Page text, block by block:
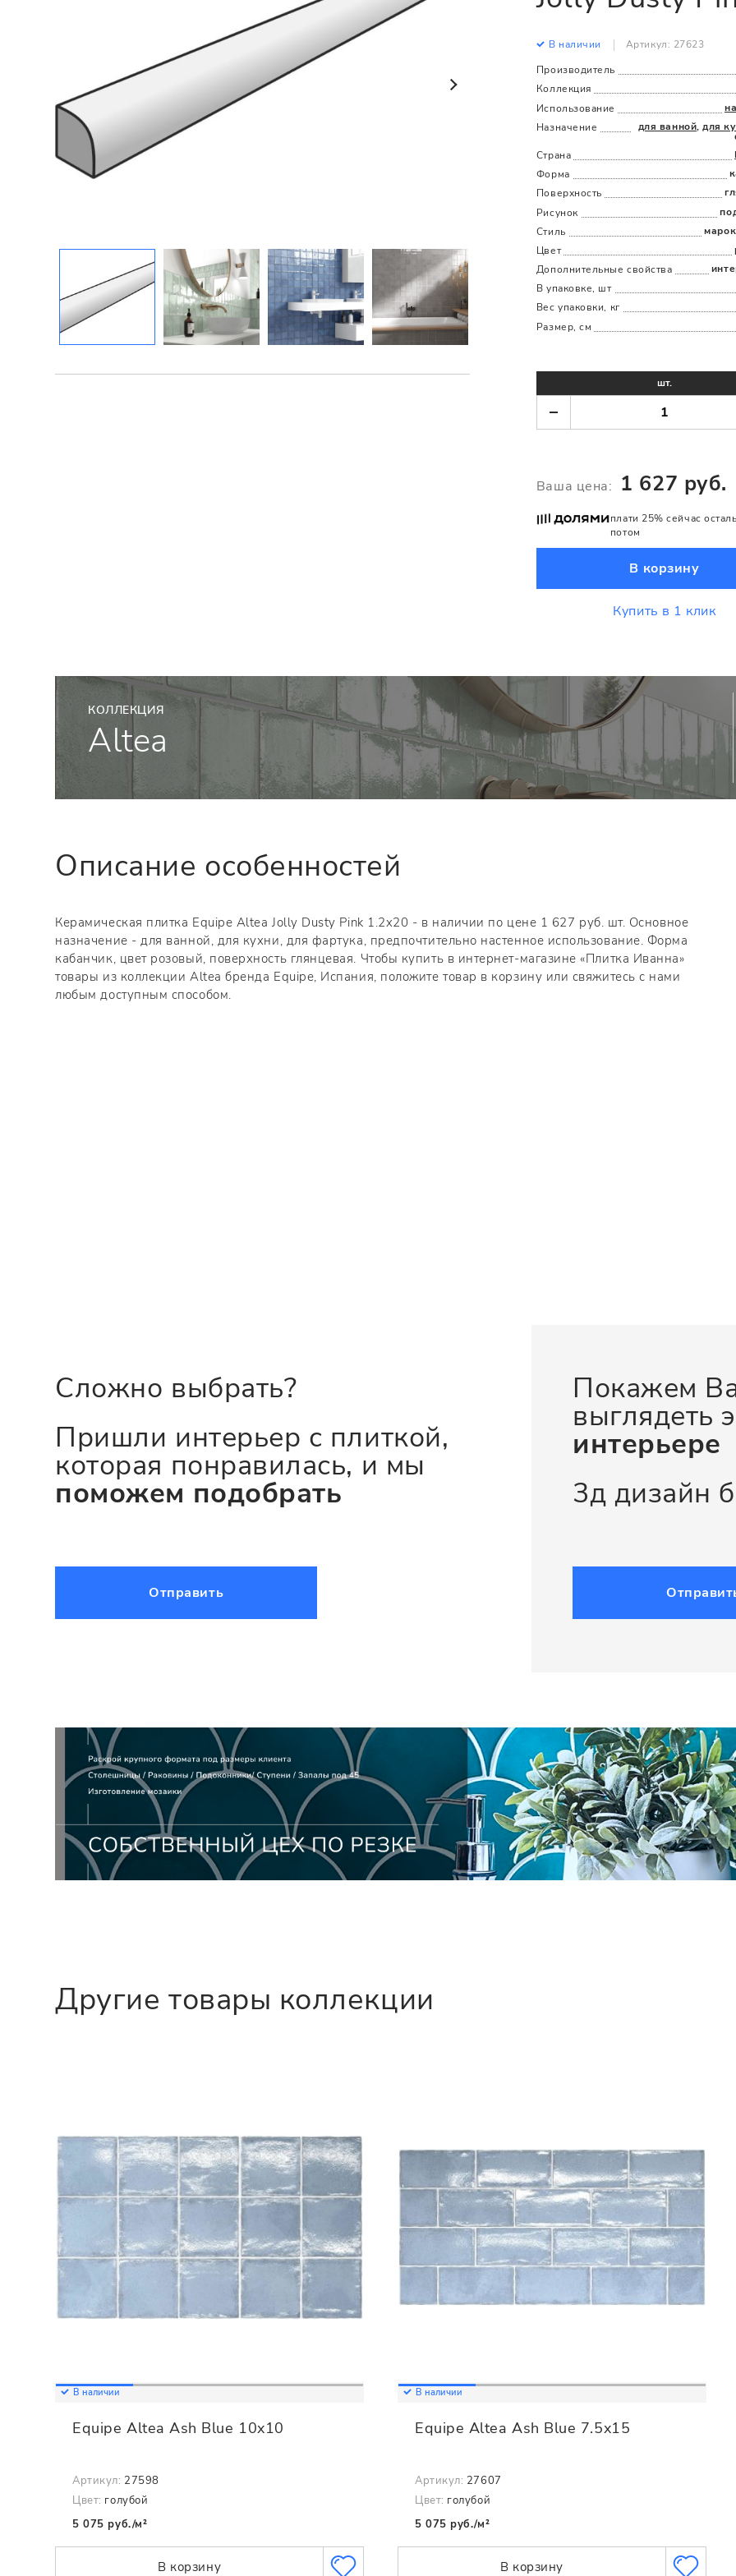
Все
Посмотреть всю керамическую плитку
Все
Посмотреть весь керамогранит
Посмотреть всю мозаику
В наличии
Артикул: 27623
Производитель
Коллекция
Использование
Назначение
для ванной,для
Страна
Форма
Поверхность
Рисунок
Стиль
Цвет
Дополнительные cвойства
В упаковке, шт
Вес упаковки, кг
Размер, см
шт.
Ваша цена: 1 627 руб.
плати 25% сейчас
потом
В корзину
Купить в 1 клик
КОЛЛЕКЦИЯ
Altea
Описание особенностей
Керамическая плитка Equipe Altea Jolly Dusty Pink 1.2x20 - в наличии по цене 1 627 руб. шт. Основное
назначение - для ванной, для кухни, для фартука, предпочтительно настенное использование. Форма
кабанчик, цвет розовый, поверхность глянцевая. Чтобы купить в интернет-магазине «Плитка Иванна»
товары из коллекции Altea бренда Equipe, Испания, положите товар в корзину или свяжитесь с нами
любым доступным способом.
Сложно выбрать?
Пришли интерьер с плиткой,
которая понравилась, и мы
поможем подобрать
Отправить
Покажем
выглядеть
интерьере
3д дизайн
Другие товары коллекции
В наличии
Equipe Altea Ash Blue 10x10
Артикул: 27598
Цвет: голубой
5 075 руб./м²
В корзину
В наличии
Equipe Altea Ash Blue 7.5x15
Артикул: 27607
Цвет: голубой
5 075 руб./м²
В корзину